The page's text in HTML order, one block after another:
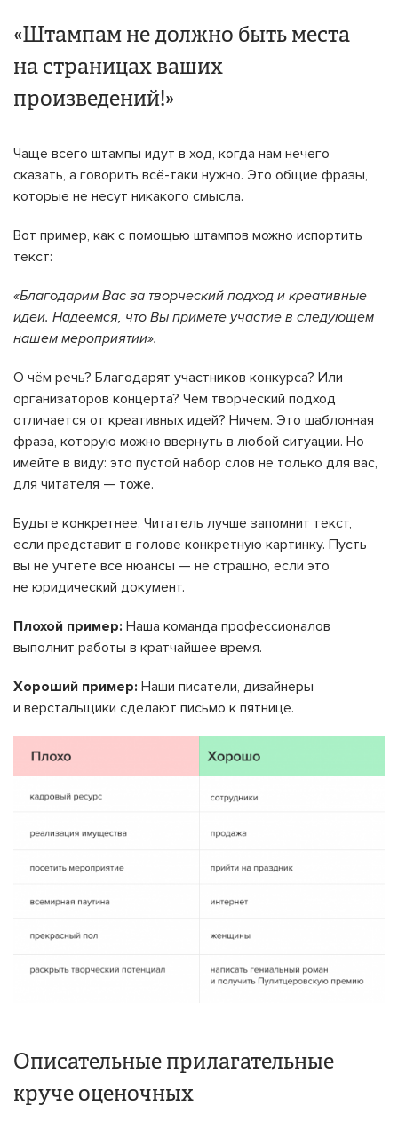
«Штампам не должно быть места
на страницах ваших
произведений!»
Чаще всего штампы идут в ход, когда нам нечего
сказать, а говорить всё-таки нужно. Это общие фразы,
которые не несут никакого смысла.
Вот пример, как с помощью штампов можно испортить
текст:
«Благодарим Вас за творческий подход и креативные
идеи. Надеемся, что Вы примете участие в следующем
нашем мероприятии».
О чём речь? Благодарят участников конкурса? Или
организаторов концерта? Чем творческий подход
отличается от креативных идей? Ничем. Это шаблонная
фраза, которую можно ввернуть в любой ситуации. Но
имейте в виду: это пустой набор слов не только для вас,
для читателя — тоже.
Будьте конкретнее. Читатель лучше запомнит текст,
если представит в голове конкретную картинку. Пусть
вы не учтёте все нюансы — не страшно, если это
не юридический документ.
Плохой пример: Наша команда профессионалов
выполнит работы в кратчайшее время.
Хороший пример: Наши писатели, дизайнеры
и верстальщики сделают письмо к пятнице.
Описательные прилагательные
круче оценочных